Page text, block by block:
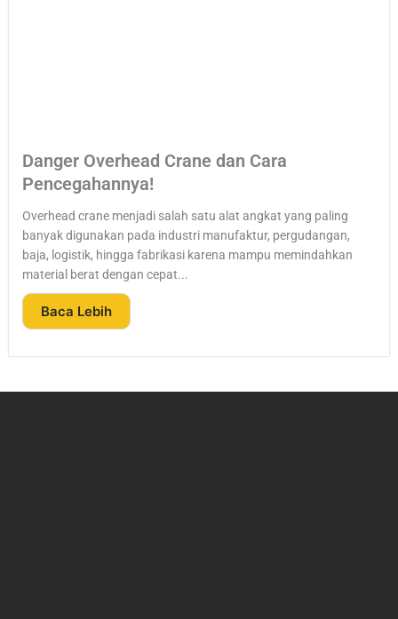
Danger Overhead Crane dan Cara
Pencegahannya!
Overhead crane menjadi salah satu alat angkat yang paling
banyak digunakan pada industri manufaktur, pergudangan,
baja, logistik, hingga fabrikasi karena mampu memindahkan
material berat dengan cepat...
Baca Lebih